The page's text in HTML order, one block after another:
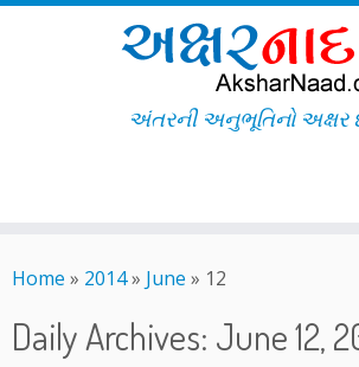
to
અંતરની અનુભૂતિનો અક્ષર
Home » 2014» June » 12
Daily Archives: June 12,